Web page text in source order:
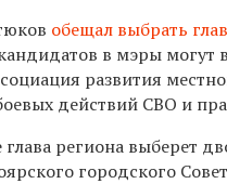
обещал выбрать
в мэры могут
развития
действий СВО и
региона выберет
городского